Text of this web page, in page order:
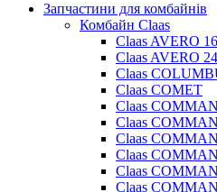
Запчастини для комбайнів
Комбайн Claas
Claas AVERO
Claas AVERO
Claas
Claas COMET
Claas
Claas
Claas
Claas
Claas
Claas